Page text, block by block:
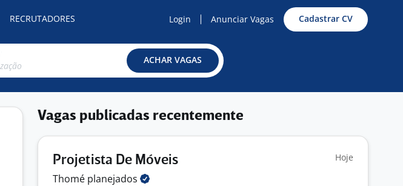
RECRUTADORES Login Anunciar Vagas Cadastrar CV
ACHAR VAGAS
Vagas publicadas recentemente
Projetista De Móveis Hoje
Thomé planejados